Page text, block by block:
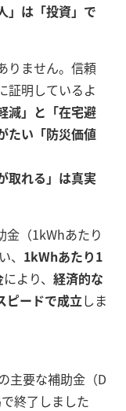
」は「投資」で
りません。信頼
証明しているよ
減」と「在宅避
たい「防災価値
取れる」は真実
金（1kWhあたり
1kWhあたり1
により、 経済的な
ピードで成立しま
主要な補助金（D
終了しました